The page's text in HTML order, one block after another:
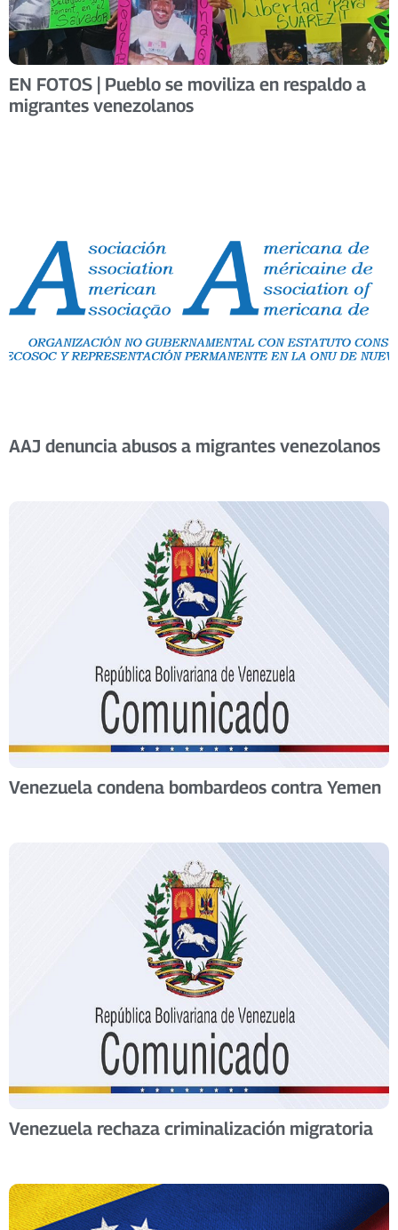
EN FOTOS | Pueblo se moviliza en respaldo a
migrantes venezolanos
AAJ denuncia abusos a migrantes venezolanos
Venezuela condena bombardeos contra Yemen
Venezuela rechaza criminalización migratoria